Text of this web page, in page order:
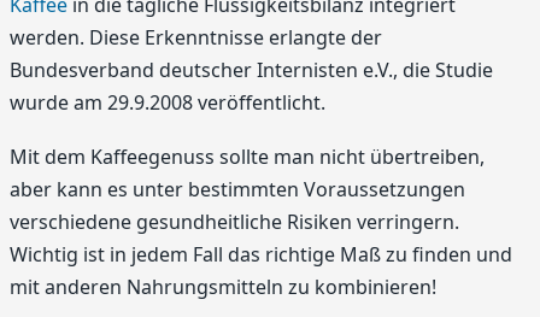
werden. Diese Erkenntnisse erlangte der
Bundesverband deutscher Internisten e.V., die Studie
wurde am 29.9.2008 veröffentlicht.
Mit dem Kaffeegenuss sollte man nicht übertreiben,
aber kann es unter bestimmten Voraussetzungen
verschiedene gesundheitliche Risiken verringern.
Wichtig ist in jedem Fall das richtige Maß zu finden und
mit anderen Nahrungsmitteln zu kombinieren!